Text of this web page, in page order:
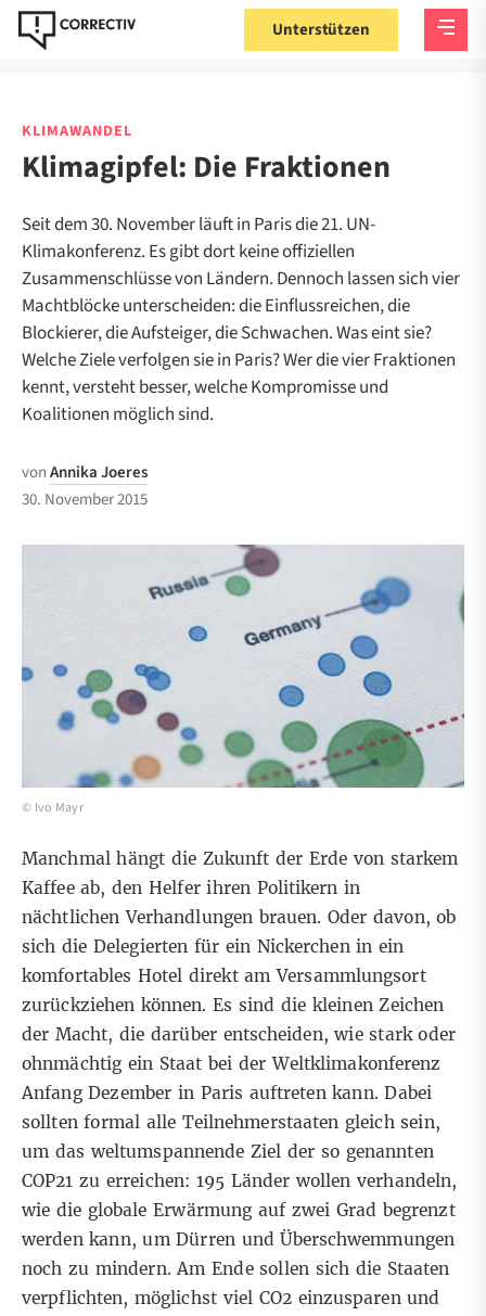
Unterstützen
KLIMAWANDEL
Klimagipfel: Die Fraktionen
Seit dem 30. November läuft in Paris die 21. UN-
Klimakonferenz. Es gibt dort keine offiziellen
Zusammenschlüsse von Ländern. Dennoch lassen sich vier
Machtblöcke unterscheiden: die Einflussreichen, die
Blockierer, die Aufsteiger, die Schwachen. Was eint sie?
Welche Ziele verfolgen sie in Paris? Wer die vier Fraktionen
kennt, versteht besser, welche Kompromisse und
Koalitionen möglich sind.
vonAnnika Joeres
30. November 2015
© Ivo Mayr
Manchmal hängt die Zukunft der Erde von starkem
Kaffee ab, den Helfer ihren Politikern in
nächtlichen Verhandlungen brauen. Oder davon, ob
sich die Delegierten für ein Nickerchen in ein
komfortables Hotel direkt am Versammlungsort
zurückziehen können. Es sind die kleinen Zeichen
der Macht, die darüber entscheiden, wie stark oder
ohnmächtig ein Staat bei der Weltklimakonferenz
Anfang Dezember in Paris auftreten kann. Dabei
sollten formal alle Teilnehmerstaaten gleich sein,
um das weltumspannende Ziel der so genannten
COP21 zu erreichen: 195 Länder wollen verhandeln,
wie die globale Erwärmung auf zwei Grad begrenzt
werden kann, um Dürren und Überschwemmungen
noch zu mindern. Am Ende sollen sich die Staaten
verpflichten, möglichst viel CO2 einzusparen und